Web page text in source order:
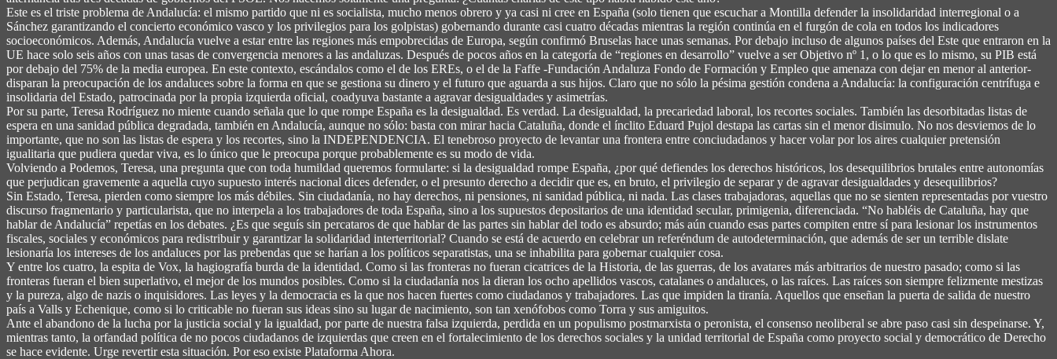
Este es el triste problema de Andalucía: el mismo partido que ni es socialista, mucho menos obrero y ya casi ni cree en España (solo tienen que escuchar a Montilla defender la insolidaridad interregional o a
Sánchez garantizando el concierto económico vasco y los privilegios para los golpistas) gobernando durante casi cuatro décadas mientras la región continúa en el furgón de cola en todos los indicadores
socioeconómicos. Además, Andalucía vuelve a estar entre las regiones más empobrecidas de Europa, según confirmó Bruselas hace unas semanas. Por debajo incluso de algunos países del Este que entraron en la
UE hace solo seis años con unas tasas de convergencia menores a las andaluzas. Después de pocos años en la categoría de “regiones en desarrollo” vuelve a ser Objetivo nº 1, o lo que es lo mismo, su PIB está
por debajo del 75% de la media europea. En este contexto, escándalos como el de los EREs, o el de la Faffe -Fundación Andaluza Fondo de Formación y Empleo que amenaza con dejar en menor al anterior-
disparan la preocupación de los andaluces sobre la forma en que se gestiona su dinero y el futuro que aguarda a sus hijos. Claro que no sólo la pésima gestión condena a Andalucía: la configuración centrífuga e
insolidaria del Estado, patrocinada por la propia izquierda oficial, coadyuva bastante a agravar desigualdades y asimetrías.
Por su parte, Teresa Rodríguez no miente cuando señala que lo que rompe España es la desigualdad. Es verdad. La desigualdad, la precariedad laboral, los recortes sociales. También las desorbitadas listas de
espera en una sanidad pública degradada, también en Andalucía, aunque no sólo: basta con mirar hacia Cataluña, donde el ínclito Eduard Pujol destapa las cartas sin el menor disimulo. No nos desviemos de lo
importante, que no son las listas de espera y los recortes, sino la INDEPENDENCIA. El tenebroso proyecto de levantar una frontera entre conciudadanos y hacer volar por los aires cualquier pretensión
igualitaria que pudiera quedar viva, es lo único que le preocupa porque probablemente es su modo de vida.
Volviendo a Podemos, Teresa, una pregunta que con toda humildad queremos formularte: si la desigualdad rompe España, ¿por qué defiendes los derechos históricos, los desequilibrios brutales entre autonomías
que perjudican gravemente a aquella cuyo supuesto interés nacional dices defender, o el presunto derecho a decidir que es, en bruto, el privilegio de separar y de agravar desigualdades y desequilibrios?
Sin Estado, Teresa, pierden como siempre los más débiles. Sin ciudadanía, no hay derechos, ni pensiones, ni sanidad pública, ni nada. Las clases trabajadoras, aquellas que no se sienten representadas por vuestro
discurso fragmentario y particularista, que no interpela a los trabajadores de toda España, sino a los supuestos depositarios de una identidad secular, primigenia, diferenciada. “No habléis de Cataluña, hay que
hablar de Andalucía” repetías en los debates. ¿Es que seguís sin percataros de que hablar de las partes sin hablar del todo es absurdo; más aún cuando esas partes compiten entre sí para lesionar los instrumentos
fiscales, sociales y económicos para redistribuir y garantizar la solidaridad interterritorial? Cuando se está de acuerdo en celebrar un referéndum de autodeterminación, que además de ser un terrible dislate
lesionaría los intereses de los andaluces por las prebendas que se harían a los políticos separatistas, una se inhabilita para gobernar cualquier cosa.
Y entre los cuatro, la espita de Vox, la hagiografía burda de la identidad. Como si las fronteras no fueran cicatrices de la Historia, de las guerras, de los avatares más arbitrarios de nuestro pasado; como si las
fronteras fueran el bien superlativo, el mejor de los mundos posibles. Como si la ciudadanía nos la dieran los ocho apellidos vascos, catalanes o andaluces, o las raíces. Las raíces son siempre felizmente mestizas
y la pureza, algo de nazis o inquisidores. Las leyes y la democracia es la que nos hacen fuertes como ciudadanos y trabajadores. Las que impiden la tiranía. Aquellos que enseñan la puerta de salida de nuestro
país a Valls y Echenique, como si lo criticable no fueran sus ideas sino su lugar de nacimiento, son tan xenófobos como Torra y sus amiguitos.
Ante el abandono de la lucha por la justicia social y la igualdad, por parte de nuestra falsa izquierda, perdida en un populismo postmarxista o peronista, el consenso neoliberal se abre paso casi sin despeinarse. Y,
mientras tanto, la orfandad política de no pocos ciudadanos de izquierdas que creen en el fortalecimiento de los derechos sociales y la unidad territorial de España como proyecto social y democrático de Derecho
se hace evidente. Urge revertir esta situación. Por eso existe Plataforma Ahora.